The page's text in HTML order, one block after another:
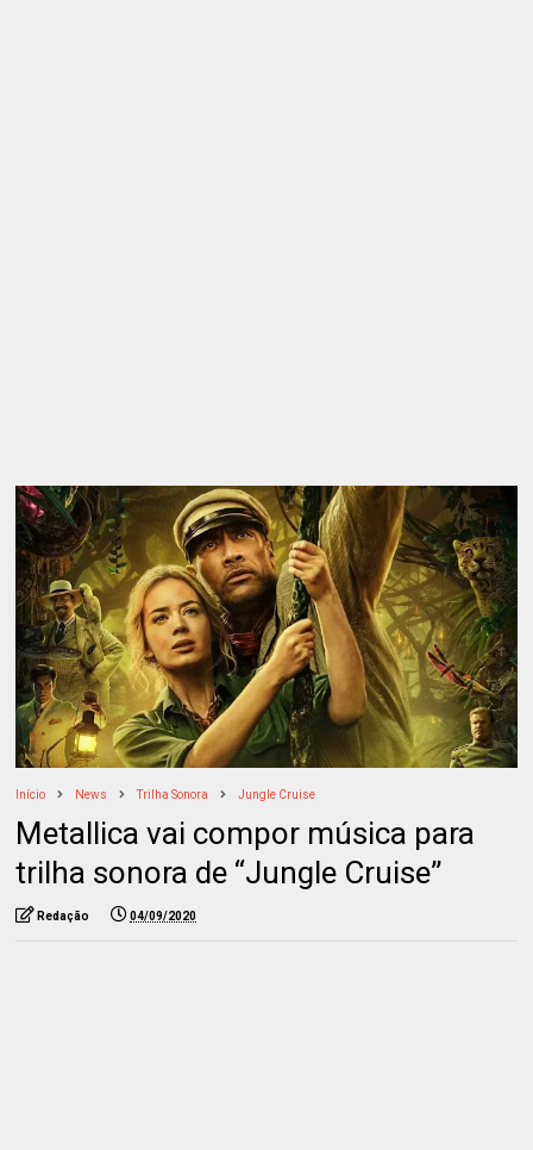
Início News Trilha Sonora Jungle Cruise
Metallica vai compor música para
trilha sonora de “Jungle Cruise”
Redação 04/09/2020